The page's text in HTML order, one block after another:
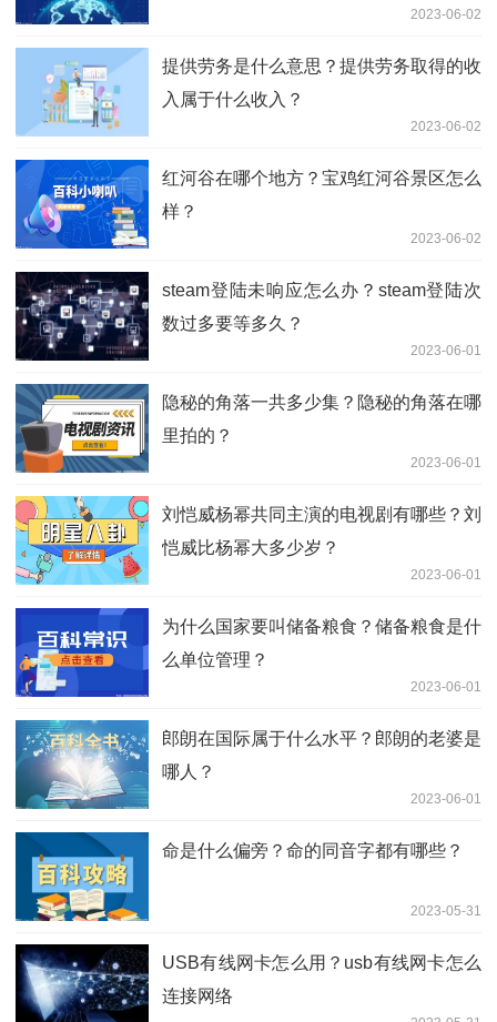
2023-06-02
提供劳务是什么意思？提供劳务取得的收
入属于什么收入？
2023-06-02
红河谷在哪个地方？宝鸡红河谷景区怎么
样？
2023-06-02
steam登陆未响应怎么办？steam登陆次
数过多要等多久？
2023-06-01
隐秘的角落一共多少集？隐秘的角落在哪
里拍的？
2023-06-01
刘恺威杨幂共同主演的电视剧有哪些？刘
恺威比杨幂大多少岁？
2023-06-01
为什么国家要叫储备粮食？储备粮食是什
么单位管理？
2023-06-01
郎朗在国际属于什么水平？郎朗的老婆是
哪人？
2023-06-01
命是什么偏旁？命的同音字都有哪些？
2023-05-31
USB有线网卡怎么用？usb有线网卡怎么
连接网络